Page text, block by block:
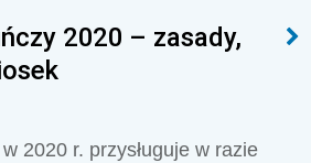
2020 – zasady,
2020 r. przysługuje w razie